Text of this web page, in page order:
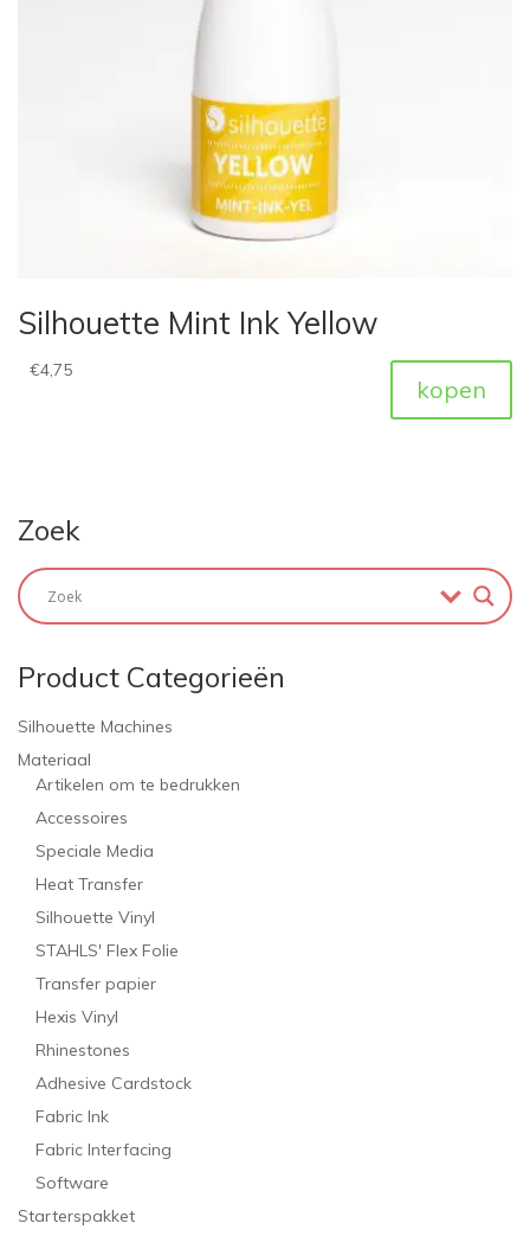
Silhouette Mint Ink Yellow
€4,75
kopen
Zoek
Product Categorieën
Silhouette Machines
Materiaal
Artikelen om te bedrukken
Accessoires
Speciale Media
Heat Transfer
Silhouette Vinyl
STAHLS' Flex Folie
Transfer papier
Hexis Vinyl
Rhinestones
Adhesive Cardstock
Fabric Ink
Fabric Interfacing
Software
Starterspakket